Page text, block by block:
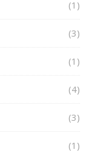
(1)
(3)
(1)
(4)
(3)
(1)